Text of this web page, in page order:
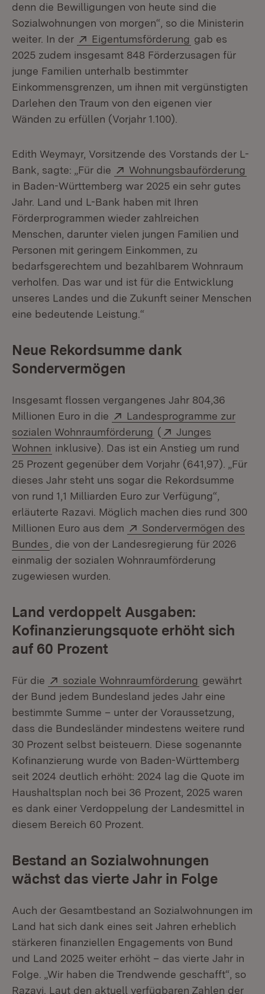
denn die Bewilligungen von heute sind die
Sozialwohnungen von morgen“, so die Ministerin
weiter. In der
Extern:
Eigentumsförderung (Öffnet in
gab es
2025 zudem insgesamt 848 Förderzusagen für
junge Familien unterhalb bestimmter
Einkommensgrenzen, um ihnen mit vergünstigten
Darlehen den Traum von den eigenen vier
Wänden zu erfüllen (Vorjahr 1.100).
Edith Weymayr, Vorsitzende des Vorstands der L-
Bank, sagte: „Für die
Extern:
Wohnungsbauförderung
in Baden-Württemberg war 2025 ein sehr gutes
Jahr. Land und L-Bank haben mit Ihren
Förderprogrammen wieder zahlreichen
Menschen, darunter vielen jungen Familien und
Personen mit geringem Einkommen, zu
bedarfsgerechtem und bezahlbarem Wohnraum
verholfen. Das war und ist für die Entwicklung
unseres Landes und die Zukunft seiner Menschen
eine bedeutende Leistung.“
Neue Rekordsumme dank
Sondervermögen
Insgesamt flossen vergangenes Jahr 804,36
Millionen Euro in die
Extern:
Landesprogramme zur
sozialen Wohnraumförderung (Öffnet in neuem
( Extern:
Junges
Wohnen (Öffnet in neuem Fenster)
inklusive). Das ist ein Anstieg um rund
25 Prozent gegenüber dem Vorjahr (641,97). „Für
dieses Jahr steht uns sogar die Rekordsumme
von rund 1,1 Milliarden Euro zur Verfügung“,
erläuterte Razavi. Möglich machen dies rund 300
Millionen Euro aus dem
Extern:
Sondervermögen des
Bundes (Öffnet in neuem Fenster)
, die von der Landesregierung für 2026
einmalig der sozialen Wohnraumförderung
zugewiesen wurden.
Land verdoppelt Ausgaben:
Kofinanzierungsquote erhöht sich
auf 60 Prozent
Für die Extern:
soziale Wohnraumförderung (Öffnet in
gewährt
der Bund jedem Bundesland jedes Jahr eine
bestimmte Summe – unter der Voraussetzung,
dass die Bundesländer mindestens weitere rund
30 Prozent selbst beisteuern. Diese sogenannte
Kofinanzierung wurde von Baden-Württemberg
seit 2024 deutlich erhöht: 2024 lag die Quote im
Haushaltsplan noch bei 36 Prozent, 2025 waren
es dank einer Verdoppelung der Landesmittel in
diesem Bereich 60 Prozent.
Bestand an Sozialwohnungen
wächst das vierte Jahr in Folge
Auch der Gesamtbestand an Sozialwohnungen im
Land hat sich dank eines seit Jahren erheblich
stärkeren finanziellen Engagements von Bund
und Land 2025 weiter erhöht – das vierte Jahr in
Folge. „Wir haben die Trendwende geschafft“, so
Razavi. Laut den aktuell verfügbaren Zahlen der